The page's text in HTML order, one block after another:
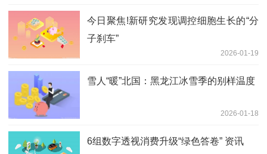
今日聚焦!新研究发现调控细胞生长的“分
子刹车”
2026-01-19
雪人“暖”北国：黑龙江冰雪季的别样温度
2026-01-18
6组数字透视消费升级“绿色答卷” 资讯